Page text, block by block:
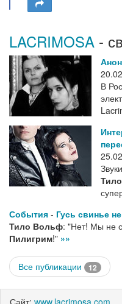
LACRIMOSA -
В
События - Гусь свинье
Тило Вольф: "Нет! Мы не
Пилигрим!" »»
Все публикации 12